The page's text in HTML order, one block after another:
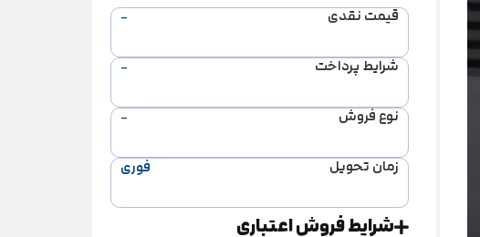
قیمت نقدی
-
شرایط پرداخت
-
نوع فروش
-
زمان تحویل
فوری
شرایط فروش اعتباری